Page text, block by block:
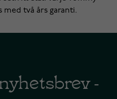
två års garanti.
-